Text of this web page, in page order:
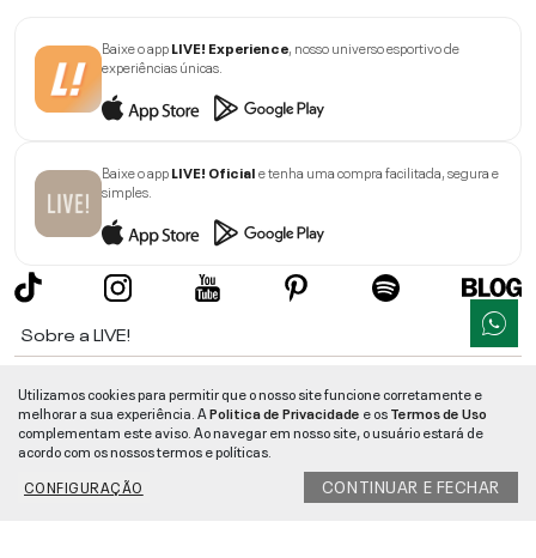
Baixe o appLIVE! Experience, nosso universo esportivo de
experiências únicas.
Baixe o appLIVE! Oficiale tenha uma compra facilitada, segura e
simples.
Sobre a LIVE!
Informações
Utilizamos cookies para permitir que o nosso site funcione corretamente e
melhorar a sua experiência. APolitica de Privacidade e osTermos de Uso
complementam este aviso. Ao navegar em nosso site, o usuário estará de
acordo com os nossos termos e políticas.
CONFIGURAÇÃO
CONTINUAR E FECHAR